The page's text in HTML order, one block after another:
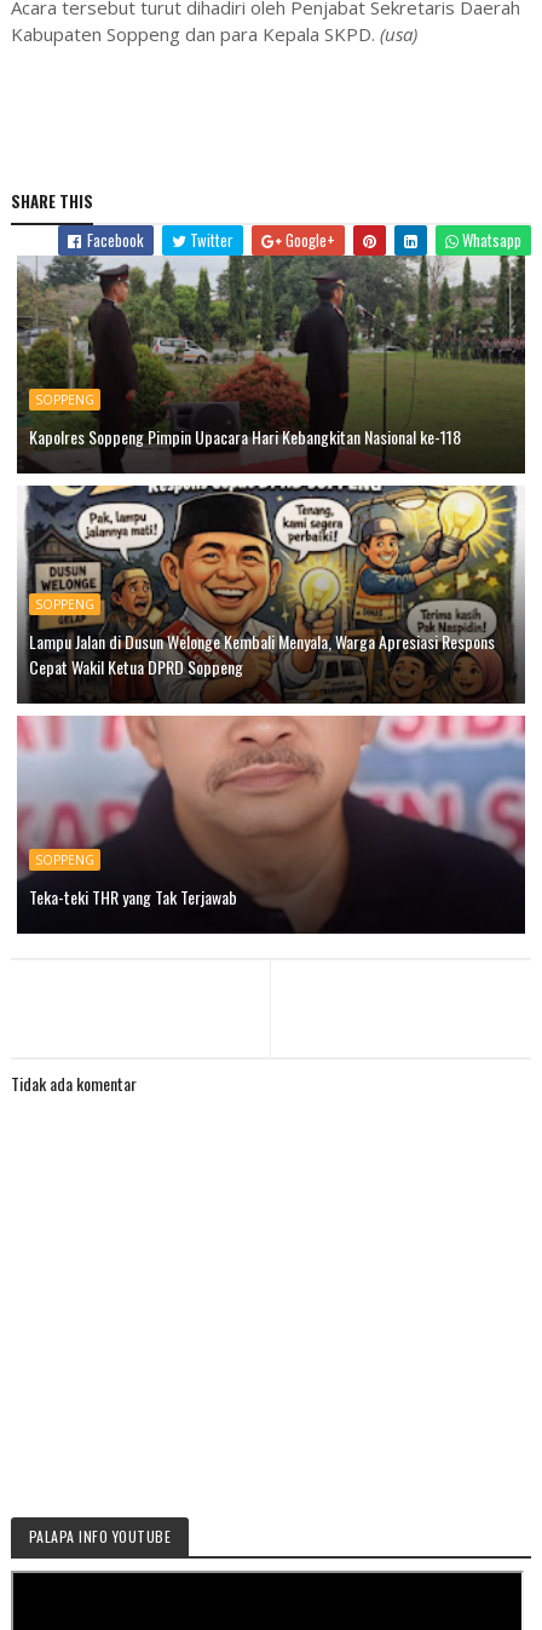
Acara tersebut turut dihadiri oleh Penjabat Sekretaris Daerah
Kabupaten Soppeng dan para Kepala SKPD. (usa)
SHARE THIS
Facebook
Twitter Google+ Whatsapp
SOPPENG
Kapolres Soppeng Pimpin Upacara Hari Kebangkitan Nasional ke-118
SOPPENG
Lampu Jalan di Dusun Welonge Kembali Menyala, Warga Apresiasi Respons
Cepat Wakil Ketua DPRD Soppeng
SOPPENG
Teka-teki THR yang Tak Terjawab
Tidak ada komentar
PALAPA INFO YOUTUBE